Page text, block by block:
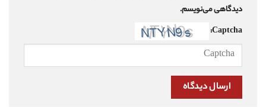
دیدگاهی می‌نویسم.
Captcha: